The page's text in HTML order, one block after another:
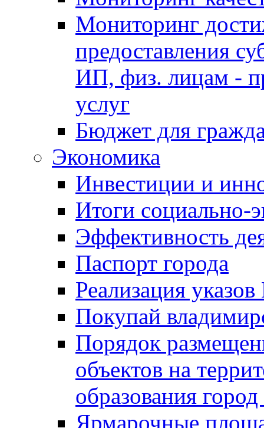
Мониторинг
предоставления
ИП, физ. лицам -
услуг
Бюджет для
Экономика
Инвестиции и
Итоги социально-
Эффективность
Паспорт города
Реализация
Покупай
Порядок
объектов на
образования
Ярмарочные